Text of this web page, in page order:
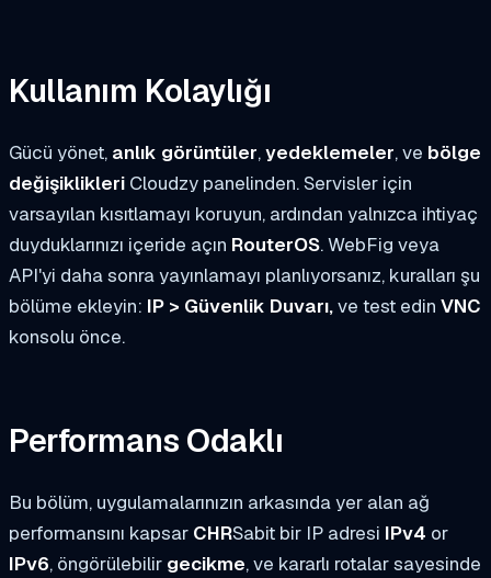
Kullanım Kolaylığı
Gücü yönet, anlık görüntüler,yedeklemeler, ve bölge
değişiklikleri Cloudzy panelinden. Servisler için
varsayılan kısıtlamayı koruyun, ardından yalnızca ihtiyaç
duyduklarınızı içeride açın RouterOS. WebFig veya
API'yi daha sonra yayınlamayı planlıyorsanız, kuralları şu
bölüme ekleyin: IP > Güvenlik Duvarı,ve test edin VNC
konsolu önce.
Performans Odaklı
Bu bölüm, uygulamalarınızın arkasında yer alan ağ
performansını kapsar CHRSabit bir IP adresi IPv4 or
IPv6, öngörülebilir gecikme, ve kararlı rotalar sayesinde